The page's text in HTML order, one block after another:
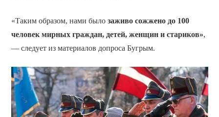
«Таким образом, нами было заживо сожжено до 100
человек мирных граждан, детей, женщин и стариков»,
— следует из материалов допроса Бугрым.